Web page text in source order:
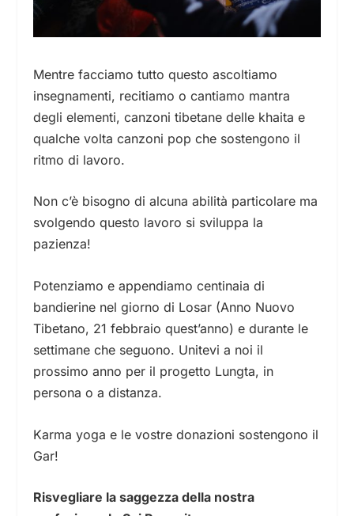
Mentre facciamo tutto questo ascoltiamo
insegnamenti, recitiamo o cantiamo mantra
degli elementi, canzoni tibetane delle khaita e
qualche volta canzoni pop che sostengono il
ritmo di lavoro.
Non c’è bisogno di alcuna abilità particolare ma
svolgendo questo lavoro si sviluppa la
pazienza!
Potenziamo e appendiamo centinaia di
bandierine nel giorno di Losar (Anno Nuovo
Tibetano, 21 febbraio quest’anno) e durante le
settimane che seguono. Unitevi a noi il
prossimo anno per il progetto Lungta, in
persona o a distanza.
Karma yoga e le vostre donazioni sostengono il
Gar!
Risvegliare la saggezza della nostra